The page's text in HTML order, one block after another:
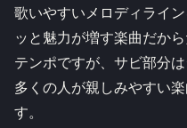
歌いやすいメロディライ
ッと魅力が増す楽曲だか
テンポですが、サビ部分
多くの人が親しみやすい
す。